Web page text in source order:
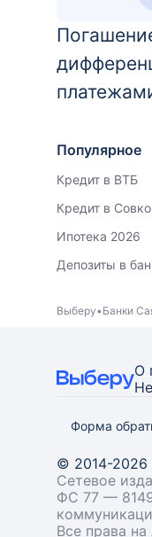
Популярное
Кредит в ВТБ
Кредит в
Ипотека 2026
Депозиты в
Выберу Банки
О
Форма
© 2014-
Сетевое
ФС 77 —
Все права